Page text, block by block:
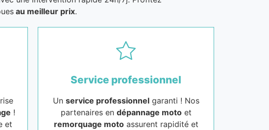
au meilleur prix.
!
et
Service professionnel
Un service professionnelgaranti ! Nos
partenaires en dépannage motoet
remorquage motoassurent rapidité et